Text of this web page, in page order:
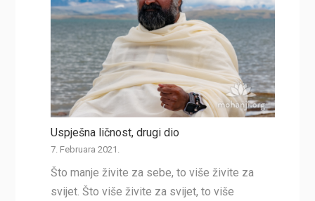
Uspješna ličnost, drugi dio
7. Februara 2021.
Što manje živite za sebe, to više živite za
svijet. Što više živite za svijet, to više